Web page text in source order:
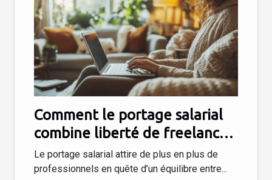
Comment le portage salarial
combine liberté de freelance
et sécurité du salariat
Le portage salarial attire de plus en plus de
professionnels en quête d’un équilibre entre...